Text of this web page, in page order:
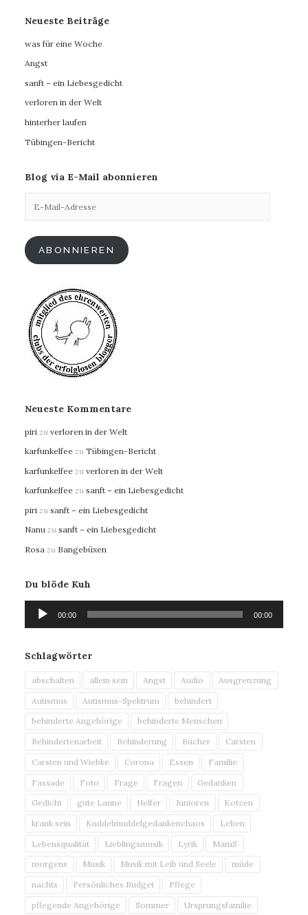
Neueste Beiträge
was für eine Woche
Angst
sanft – ein Liebesgedicht
verloren in der Welt
hinterher laufen
Tübingen-Bericht
Blog via E-Mail abonnieren
Mail-
ABONNIEREN
Neueste Kommentare
piri zu verloren in der Welt
karfunkelfee zu Tübingen-Bericht
karfunkelfee zu verloren in der Welt
karfunkelfee zu sanft – ein Liebesgedicht
piri zu sanft – ein Liebesgedicht
Nanu zu sanft – ein Liebesgedicht
Rosa zu Bangebüxen
Du blöde Kuh
Audio-
Player
00:00 00:00
Schlagwörter
abschalten allein sein Angst Audio
Ausgrenzung
Autismus
Autismus-Spektrum
behindert
behinderte Angehörige
behinderte Menschen
Behindertenarbeit
Behinderung Bücher
Carsten
Carsten und Wiebke
Corona Essen
Familie
Fassade
Foto Frage Fragen
Gedanken
Gedicht
gute Laune Helfer Junioren
Kotzen
krank sein
Kuddelmuddelgedankenchaos
Leben
Lebensqualität
Lieblingsmusik Lyrik
MamS
morgens
Musik Musik mit Leib und Seele
müde
nachts
Persönliches Budget
Pflege
pflegende Angehörige
Sommer Ursprungsfamilie